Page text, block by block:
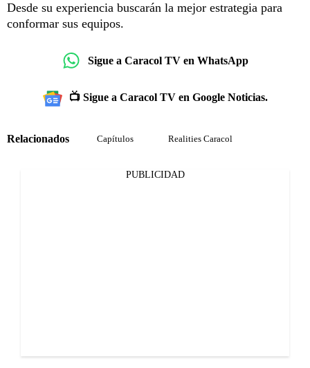
Desde su experiencia buscarán la mejor estrategia para
conformar sus equipos.
Sigue a Caracol TV en WhatsApp
📺 Sigue a Caracol TV en Google Noticias.
Relacionados Capítulos Realities Caracol
PUBLICIDAD